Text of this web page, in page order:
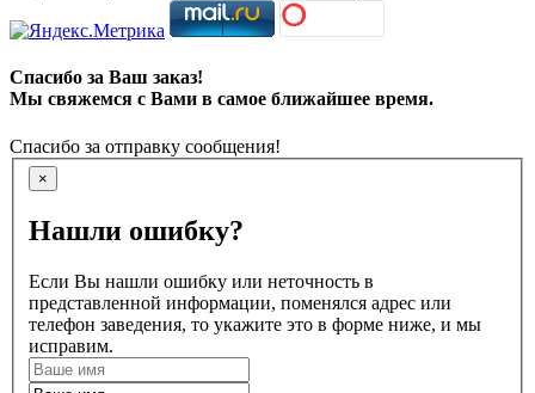
Спасибо за Ваш заказ!
Мы свяжемся с Вами в самое ближайшее время.
Спасибо за отправку сообщения!
×
Нашли ошибку?
Если Вы нашли ошибку или неточность в
представленной информации, поменялся адрес или
телефон заведения, то укажите это в форме ниже, и мы
исправим.